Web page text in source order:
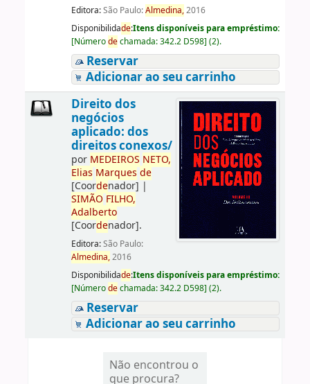
Editora:São Paulo:Almedina,2016
Disponibilidade:Itens disponíveis para empréstimo:
[Númerodechamada:342.2 D598] (2).
Reservar
Adicionar ao seu carrinho
Direito dos
negócios
aplicado: dos
direitos conexos/
por MEDEIROS NETO,
Elias Marques de
[Coordenador] |
SIMÃO FILHO,
Adalberto
[Coordenador].
Editora:São Paulo:
Almedina,2016
Disponibilidade:Itens disponíveis para empréstimo:
[Númerodechamada:342.2 D598] (2).
Reservar
Adicionar ao seu carrinho
Não encontrou o
que procura?